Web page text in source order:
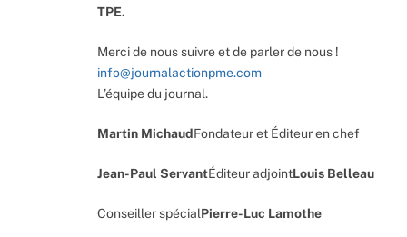
TPE.
Merci de nous suivre et de parler de nous !
info@journalactionpme.com
L’équipe du journal.
Martin MichaudFondateur et Éditeur en chef
Jean-Paul ServantÉditeur adjointLouis Belleau
Conseiller spécialPierre-Luc Lamothe